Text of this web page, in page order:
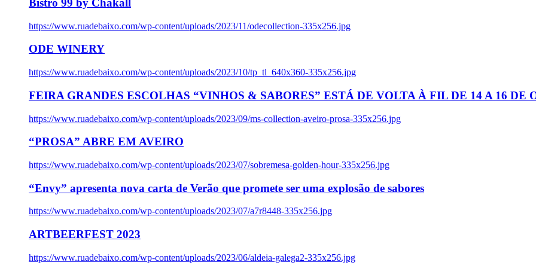
Bistro 99 by Chakall
https://www.ruadebaixo.com/wp-content/uploads/2023/11/odecollection-335x256.jpg
ODE WINERY
https://www.ruadebaixo.com/wp-content/uploads/2023/10/tp_tl_640x360-335x256.jpg
FEIRA GRANDES ESCOLHAS “VINHOS & SABORES” ESTÁ DE VOLTA À FIL DE 14 A 16 DE
https://www.ruadebaixo.com/wp-content/uploads/2023/09/ms-collection-aveiro-prosa-335x256.jpg
“PROSA” ABRE EM AVEIRO
https://www.ruadebaixo.com/wp-content/uploads/2023/07/sobremesa-golden-hour-335x256.jpg
“Envy” apresenta nova carta de Verão que promete ser uma explosão de sabores
https://www.ruadebaixo.com/wp-content/uploads/2023/07/a7r8448-335x256.jpg
ARTBEERFEST 2023
https://www.ruadebaixo.com/wp-content/uploads/2023/06/aldeia-galega2-335x256.jpg